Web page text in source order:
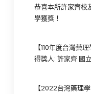
恭喜本所許家齊校
學獲獎！
【110年度台灣藥
得獎人: 許家齊 國
【2022台灣藥理